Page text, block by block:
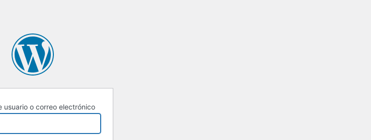
usuario o correo electrónico